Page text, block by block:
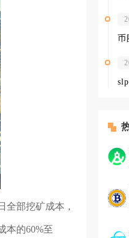
部挖矿成本，
本的60%至
币